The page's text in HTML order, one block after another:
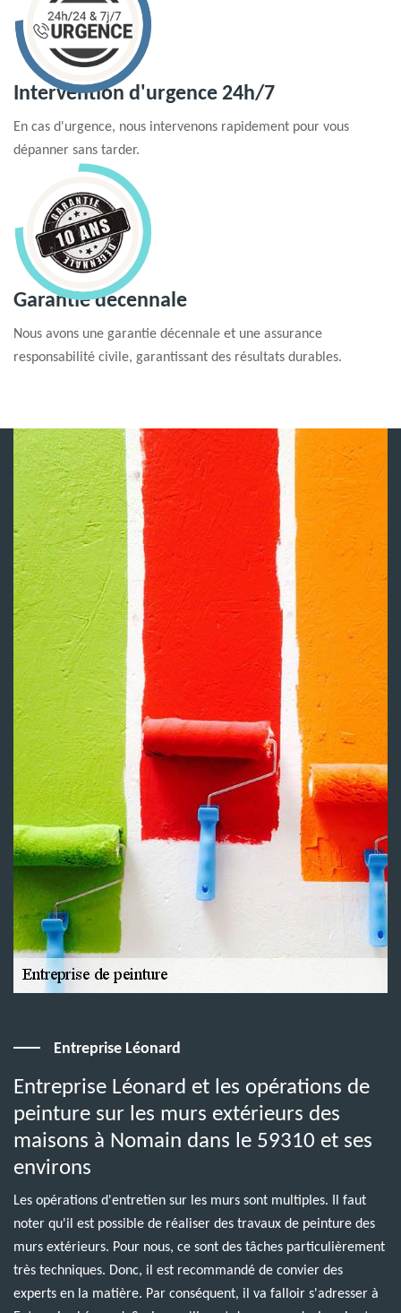
Intervention d'urgence 24h/7
En cas d'urgence, nous intervenons rapidement pour vous
dépanner sans tarder.
Garantie decennale
Nous avons une garantie décennale et une assurance
responsabilité civile, garantissant des résultats durables.
Entreprise Léonard
Entreprise Léonard et les opérations de
peinture sur les murs extérieurs des
maisons à Nomain dans le 59310 et ses
environs
Les opérations d'entretien sur les murs sont multiples. Il faut
noter qu'il est possible de réaliser des travaux de peinture des
murs extérieurs. Pour nous, ce sont des tâches particulièrement
très techniques. Donc, il est recommandé de convier des
experts en la matière. Par conséquent, il va falloir s'adresser à